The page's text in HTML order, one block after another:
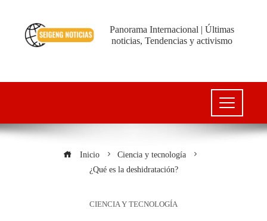
Panorama Internacional | Últimas
noticias, Tendencias y activismo
Inicio
Ciencia y tecnología
¿Qué es la deshidratación?
CIENCIA Y TECNOLOGÍA